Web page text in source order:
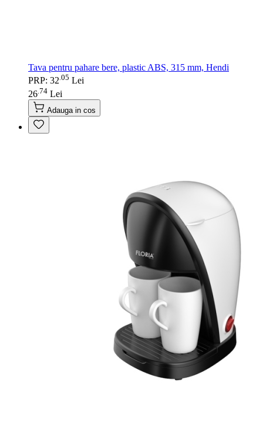
Tava pentru pahare bere, plastic ABS, 315 mm, Hendi
PRP: 32 05 Lei
26 74 Lei
Adauga in cos